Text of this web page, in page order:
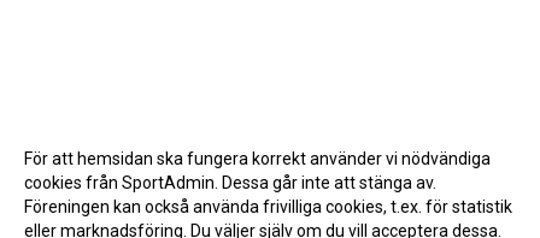
För att hemsidan ska fungera korrekt använder vi nödvändiga
cookies från SportAdmin. Dessa går inte att stänga av.
Föreningen kan också använda frivilliga cookies, t.ex. för statistik
eller marknadsföring. Du väljer själv om du vill acceptera dessa.